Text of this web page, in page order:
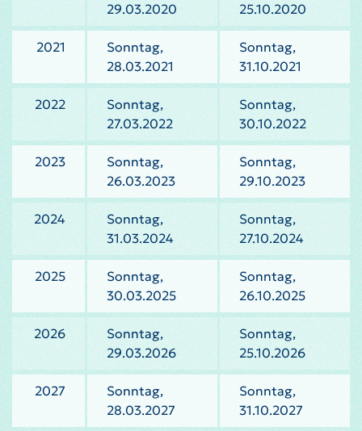
29.03.2020
25.10.2020
2021
Sonntag,
28.03.2021
Sonntag,
31.10.2021
2022
Sonntag,
27.03.2022
Sonntag,
30.10.2022
2023
Sonntag,
26.03.2023
Sonntag,
29.10.2023
2024
Sonntag,
31.03.2024
Sonntag,
27.10.2024
2025
Sonntag,
30.03.2025
Sonntag,
26.10.2025
2026
Sonntag,
29.03.2026
Sonntag,
25.10.2026
2027
Sonntag,
28.03.2027
Sonntag,
31.10.2027